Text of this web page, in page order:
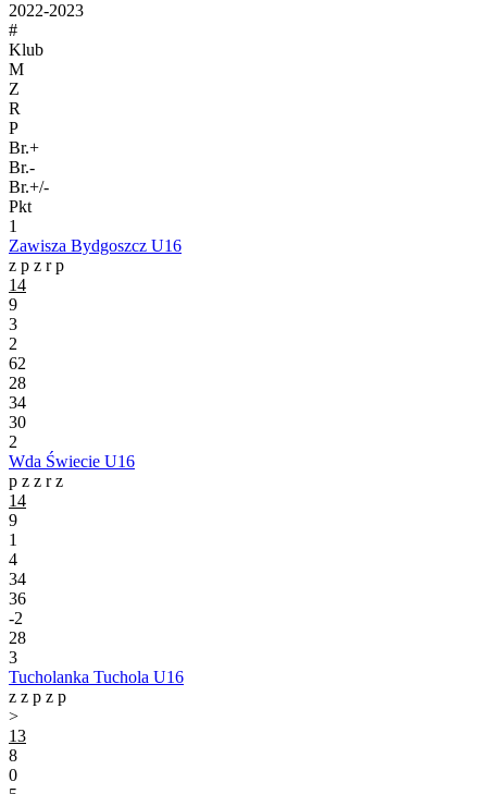
2022-2023
#
Klub
M
Z
R
P
Br.+
Br.-
Br.+/-
Pkt
1
Zawisza Bydgoszcz U16
z p z rp
14
9
3
2
62
28
34
30
2
Wda Świecie U16
p z z rz
14
9
1
4
34
36
-2
28
3
Tucholanka Tuchola U16
z z p z p
>
13
8
0